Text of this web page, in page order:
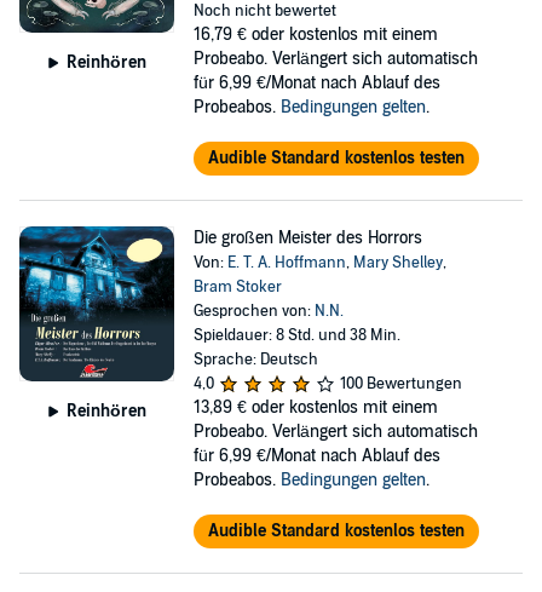
Reinhören
Noch nicht bewertet
16,79 € oder kostenlos mit einem
Probeabo. Verlängert sich automatisch
für 6,99 €/Monat nach Ablauf des
Probeabos. Bedingungen gelten.
Audible Standard kostenlos testen
Reinhören
Die großen Meister des Horrors
Von: E. T. A. Hoffmann, Mary Shelley,
Bram Stoker
Gesprochen von: N.N.
Spieldauer: 8 Std. und 38 Min.
Sprache: Deutsch
4,0
100 Bewertungen
13,89 € oder kostenlos mit einem
Probeabo. Verlängert sich automatisch
für 6,99 €/Monat nach Ablauf des
Probeabos. Bedingungen gelten.
Audible Standard kostenlos testen